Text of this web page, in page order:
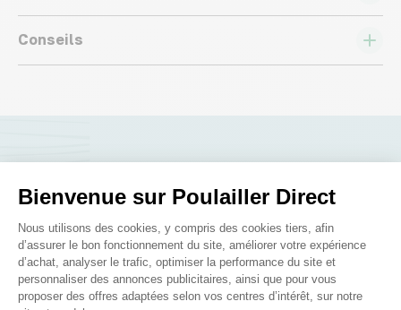
Bienvenue sur Poulailler Direct
Plateforme de Gestion du
Nous utilisons des cookies, y compris des cookies tiers, afin
d’assurer le bon fonctionnement du site, améliorer votre expérience
d’achat, analyser le trafic, optimiser la performance du site et
personnaliser des annonces publicitaires, ainsi que pour vous
proposer des offres adaptées selon vos centres d’intérêt, sur notre
Conseils
questions ;)
Posez-nous vos questions